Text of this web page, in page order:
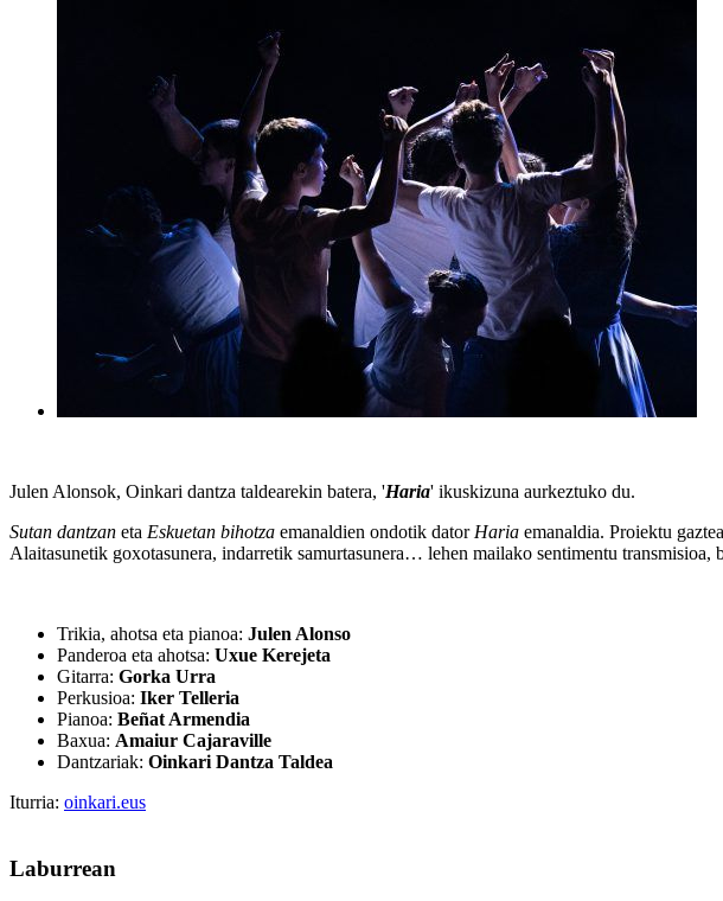
Julen Alonsok, Oinkari dantza taldearekin batera, 'Haria' ikuskizuna aurkeztuko du.
Sutan dantzan eta Eskuetan bihotza emanaldien ondotik dator Haria emanaldia. Proiektu
Alaitasunetik goxotasunera, indarretik samurtasunera… lehen mailako sentimentu transmisioa,
Trikia, ahotsa eta pianoa: Julen Alonso
Panderoa eta ahotsa: Uxue Kerejeta
Gitarra: Gorka Urra
Perkusioa: Iker Telleria
Pianoa: Beñat Armendia
Baxua: Amaiur Cajaraville
Dantzariak: Oinkari Dantza Taldea
Iturria: oinkari.eus
Laburrean